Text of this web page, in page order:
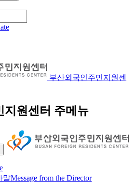
부산외국인주민지원센
지원센터 주메뉴
말Message from the Director